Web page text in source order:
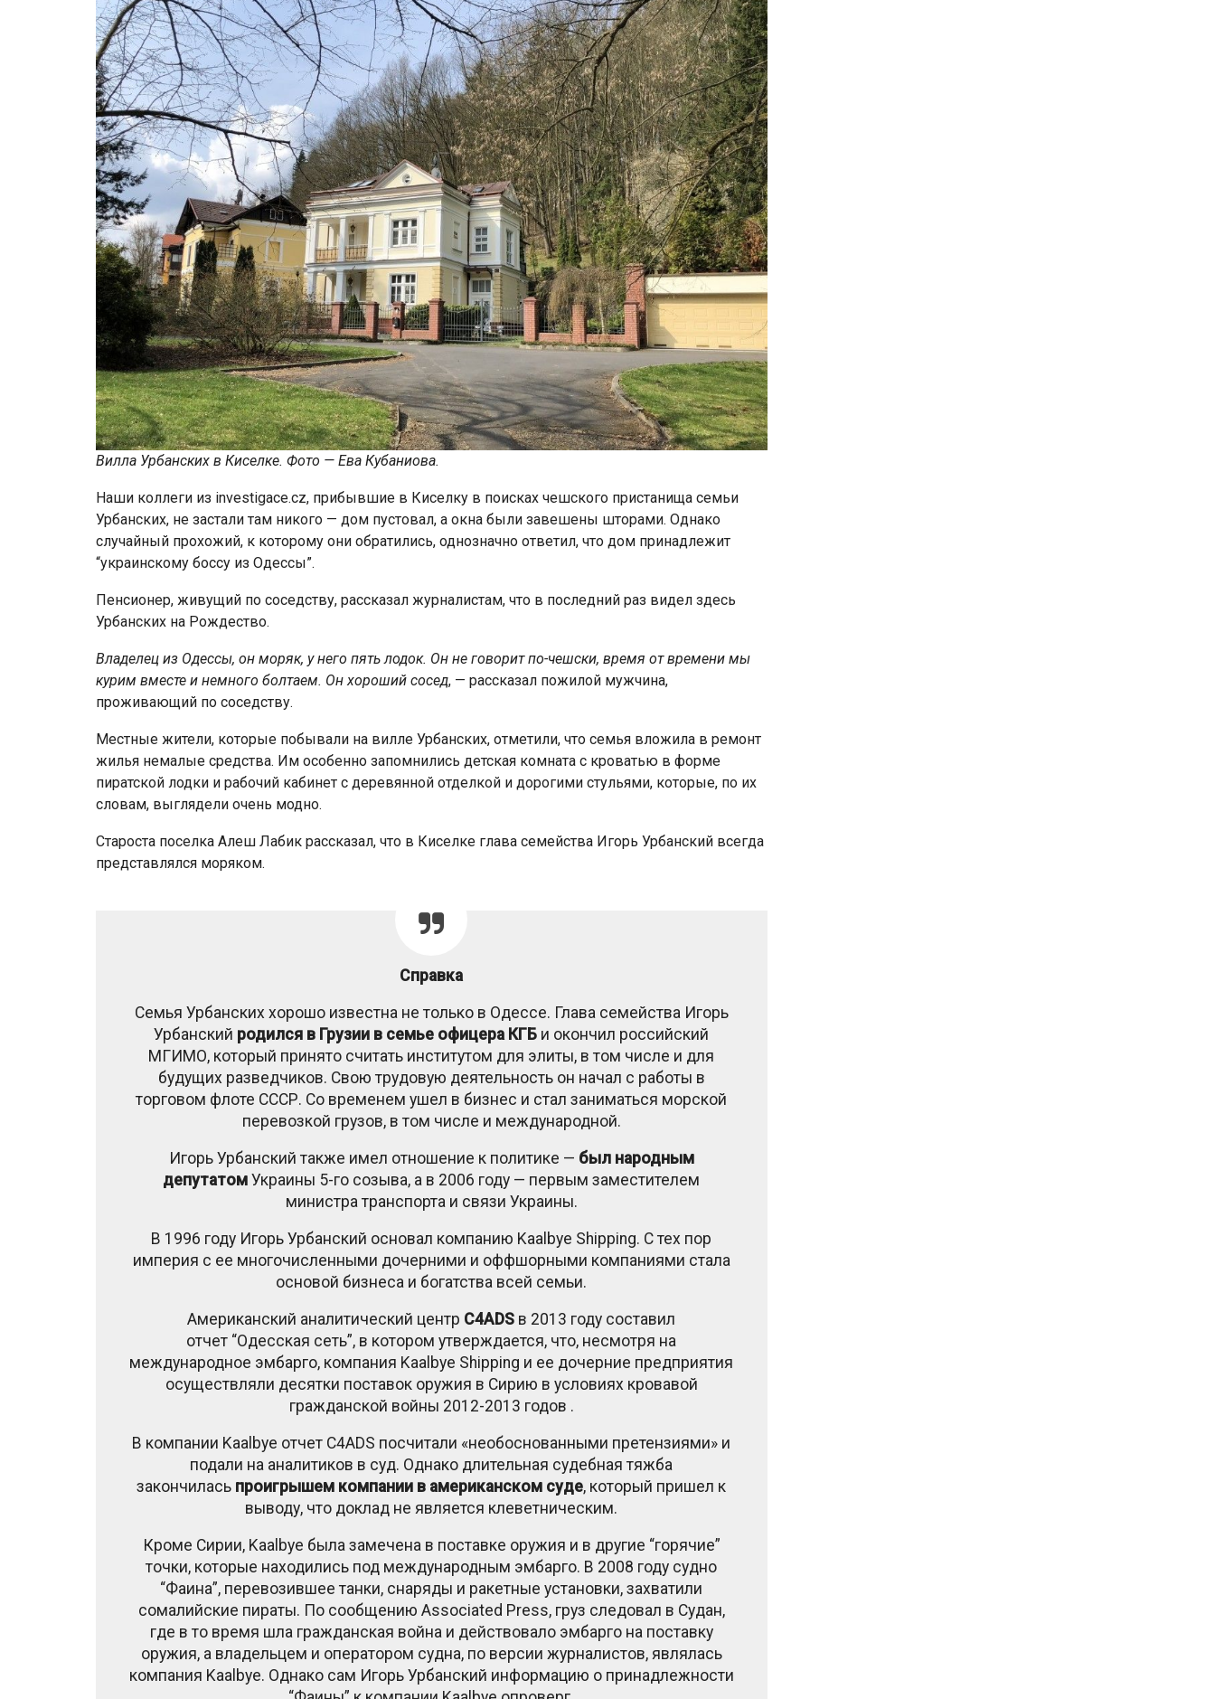
Вилла Урбанских в Киселке. Фото — Ева Кубаниова.
Наши коллеги из investigace.cz, прибывшие в Киселку в поисках чешского пристанища семьи
Урбанских, не застали там никого — дом пустовал, а окна были завешены шторами. Однако
случайный прохожий, к которому они обратились, однозначно ответил, что дом принадлежит
“украинскому боссу из Одессы”.
Пенсионер, живущий по соседству, рассказал журналистам, что в последний раз видел здесь
Урбанских на Рождество.
Владелец из Одессы, он моряк, у него пять лодок. Он не говорит по-чешски, время от времени мы
курим вместе и немного болтаем. Он хороший сосед, — рассказал пожилой мужчина,
проживающий по соседству.
Местные жители, которые побывали на вилле Урбанских, отметили, что семья вложила в ремонт
жилья немалые средства. Им особенно запомнились детская комната с кроватью в форме
пиратской лодки и рабочий кабинет с деревянной отделкой и дорогими стульями, которые, по их
словам, выглядели очень модно.
Староста поселка Алеш Лабик рассказал, что в Киселке глава семейства Игорь Урбанский всегда
представлялся моряком.
Справка
Семья Урбанских хорошо известна не только в Одессе. Глава семейства Игорь
Урбанский родился в Грузии в семье офицера КГБ и окончил российский
МГИМО, который принято считать институтом для элиты, в том числе и для
будущих разведчиков. Свою трудовую деятельность он начал с работы в
торговом флоте СССР. Со временем ушел в бизнес и стал заниматься морской
перевозкой грузов, в том числе и международной.
Игорь Урбанский также имел отношение к политике — был народным
депутатом Украины 5-го созыва, а в 2006 году — первым заместителем
министра транспорта и связи Украины.
В 1996 году Игорь Урбанский основал компанию Kaalbye Shipping. С тех пор
империя с ее многочисленными дочерними и оффшорными компаниями стала
основой бизнеса и богатства всей семьи.
Американский аналитический центр C4ADS в 2013 году составил
отчет “Одесская сеть”, в котором утверждается, что, несмотря на
международное эмбарго, компания Kaalbye Shipping и ее дочерние предприятия
осуществляли десятки поставок оружия в Сирию в условиях кровавой
гражданской войны 2012-2013 годов .
В компании Kaalbye отчет C4ADS посчитали «необоснованными претензиями» и
подали на аналитиков в суд. Однако длительная судебная тяжба
закончилась проигрышем компании в американском суде, который пришел к
выводу, что доклад не является клеветническим.
Кроме Сирии, Kaalbye была замечена в поставке оружия и в другие “горячие”
точки, которые находились под международным эмбарго. В 2008 году судно
“Фаина”, перевозившее танки, снаряды и ракетные установки, захватили
сомалийские пираты. По сообщению Associated Press, груз следовал в Судан,
где в то время шла гражданская война и действовало эмбарго на поставку
оружия, а владельцем и оператором судна, по версии журналистов, являлась
компания Kaalbye. Однако сам Игорь Урбанский информацию о принадлежности